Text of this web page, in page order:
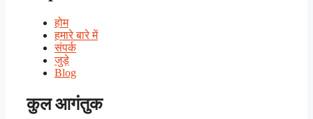
होम
हमारे बारे में
संपर्क
जुड़े
Blog
कुल आगंतुक